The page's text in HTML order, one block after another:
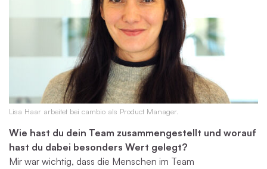
Lisa Haar arbeitet bei cambio als Product Manager.
Wie hast du dein Team zusammengestellt und worauf
hast du dabei besonders Wert gelegt?
Mir war wichtig, dass die Menschen im Team